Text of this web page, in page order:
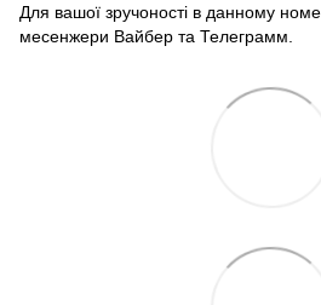
Для вашої зручоності в данному
месенжери Вайбер та Телеграмм.